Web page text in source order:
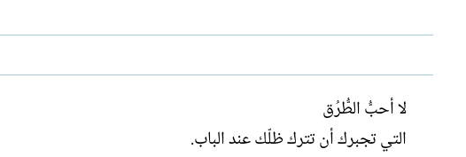
لا أحبُّ الطُّرُق
التي تجبرك أن تترك ظلّك عند الباب.